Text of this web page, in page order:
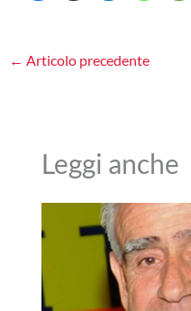
← Articolo precedente
Leggi anche